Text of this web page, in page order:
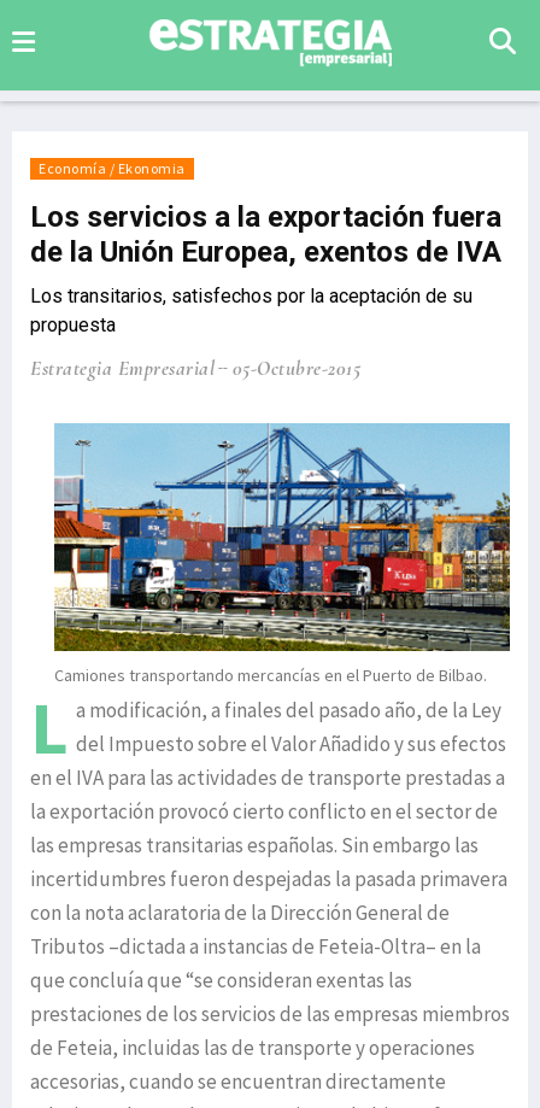
Economía / Ekonomia
Los servicios a la exportación fuera
de la Unión Europea, exentos de IVA
Los transitarios, satisfechos por la aceptación de su
propuesta
Estrategia Empresarial 05-Octubre-2015
Camiones transportando mercancías en el Puerto de Bilbao.
L a modificación, a finales del pasado año, de la Ley
del Impuesto sobre el Valor Añadido y sus efectos
en el IVA para las actividades de transporte prestadas a
la exportación provocó cierto conflicto en el sector de
las empresas transitarias españolas. Sin embargo las
incertidumbres fueron despejadas la pasada primavera
con la nota aclaratoria de la Dirección General de
Tributos –dictada a instancias de Feteia-Oltra– en la
que concluía que “se consideran exentas las
prestaciones de los servicios de las empresas miembros
de Feteia, incluidas las de transporte y operaciones
accesorias, cuando se encuentran directamente